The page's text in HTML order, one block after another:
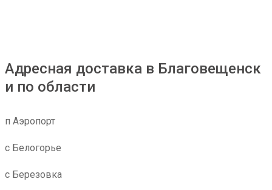
Адресная доставка в Благовещенск
и по области
п Аэропорт
с Белогорье
с Березовка